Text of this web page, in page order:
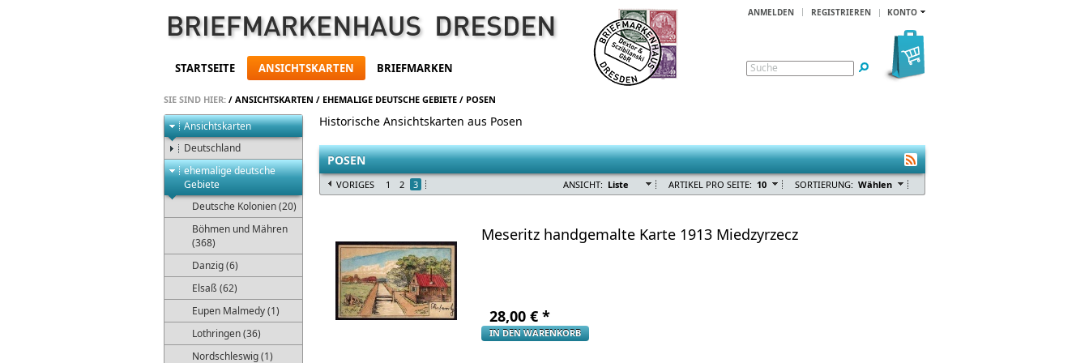
KONTO
ANMELDEN REGISTRIEREN
STARTSEITE ANSICHTSKARTEN BRIEFMARKEN Suche
SIE SIND HIER: / ANSICHTSKARTEN / EHEMALIGE DEUTSCHE GEBIETE / POSEN
Ansichtskarten
Deutschland
ehemalige deutsche
Gebiete
Deutsche Kolonien (20)
Böhmen und Mähren
(368)
Danzig (6)
Elsaß (62)
Eupen Malmedy (1)
Lothringen (36)
Nordschleswig (1)
Historische Ansichtskarten aus Posen
POSEN
VORIGES 1 2 3 SORTIERUNG: Wählen
ARTIKEL PRO SEITE: 10
ANSICHT: Liste
Meseritz handgemalte Karte 1913 Miedzyrzecz
28,00 € *
IN DEN WARENKORB